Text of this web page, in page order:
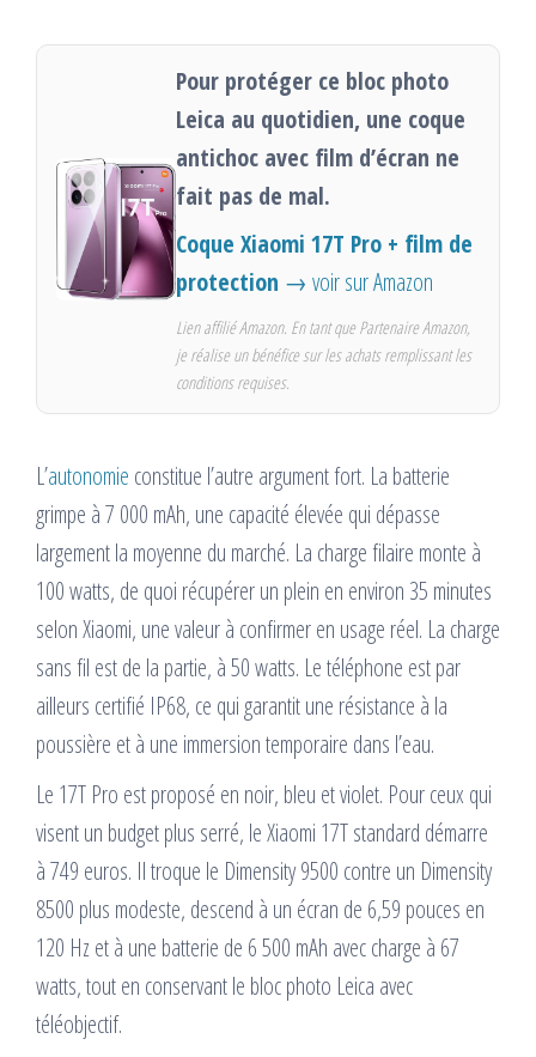
Pour protéger ce bloc photo
Leica au quotidien, une coque
antichoc avec film d’écran ne
fait pas de mal.
Coque Xiaomi 17T Pro + film de
protection → voir sur Amazon
Lien affilié Amazon. En tant que Partenaire Amazon,
je réalise un bénéfice sur les achats remplissant les
conditions requises.
L’autonomie constitue l’autre argument fort. La batterie
grimpe à 7 000 mAh, une capacité élevée qui dépasse
largement la moyenne du marché. La charge filaire monte à
100 watts, de quoi récupérer un plein en environ 35 minutes
selon Xiaomi, une valeur à confirmer en usage réel. La charge
sans fil est de la partie, à 50 watts. Le téléphone est par
ailleurs certifié IP68, ce qui garantit une résistance à la
poussière et à une immersion temporaire dans l’eau.
Le 17T Pro est proposé en noir, bleu et violet. Pour ceux qui
visent un budget plus serré, le Xiaomi 17T standard démarre
à 749 euros. Il troque le Dimensity 9500 contre un Dimensity
8500 plus modeste, descend à un écran de 6,59 pouces en
120 Hz et à une batterie de 6 500 mAh avec charge à 67
watts, tout en conservant le bloc photo Leica avec
téléobjectif.